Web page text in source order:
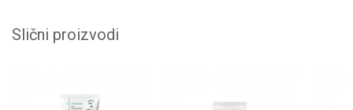
Slični proizvodi